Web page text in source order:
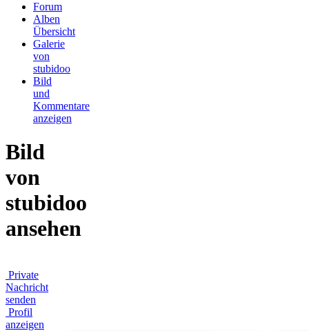
Forum
Alben
Übersicht
Galerie
von
stubidoo
Bild
und
Kommentare
anzeigen
Bild
von
stubidoo
ansehen
Private
Nachricht
senden
Profil
anzeigen